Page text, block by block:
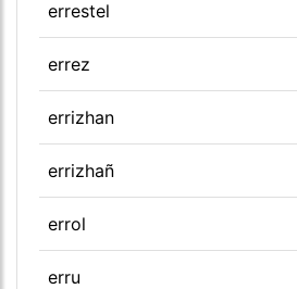
errestel
errez
errizhan
errizhañ
errol
erru